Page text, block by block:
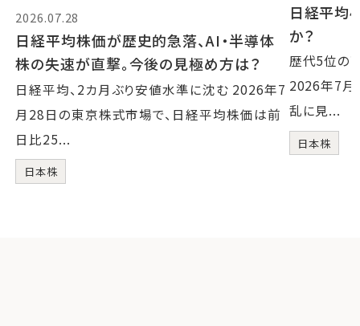
2026.07.28
日経平均株価が歴史的急落、AI・半導体
株の失速が直撃。今後の見極め方は？
日経平均、2カ月ぶり安値水準に沈む 2026年7
月28日の東京株式市場で、日経平均株価は前
日比25...
日本株
日経平均
か？
歴代5位の
2026年7月
乱に見...
日本株